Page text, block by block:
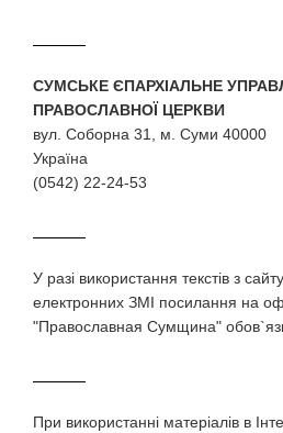
СУМСЬКЕ ЄПАРХІАЛЬНЕ
ПРАВОСЛАВНОЇ ЦЕРКВИ
вул. Соборна 31, м. Суми 40000
(0542) 22-24-53
У разi використання текстiв з
електронних ЗМI посилання на
"Православная Сумщина"
При використаннi матерiалiв в